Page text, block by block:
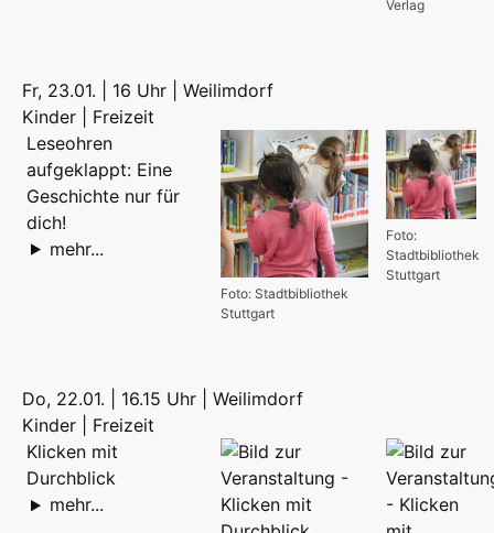
Verlag
Fr, 23.01. | 16 Uhr | Weilimdorf
Kinder | Freizeit
Foto:
Stadtbibliothek
Stuttgart
Foto: Stadtbibliothek
Stuttgart
Leseohren
aufgeklappt: Eine
Geschichte nur für
dich!
mehr...
Do, 22.01. | 16.15 Uhr | Weilimdorf
Kinder | Freizeit
Klicken mit
Durchblick
mehr...